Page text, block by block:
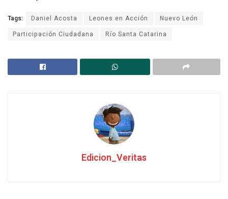
Tags: Daniel Acosta Leones en Acción
Nuevo León
Participación Ciudadana
Río Santa Catarina
Edicion_Veritas